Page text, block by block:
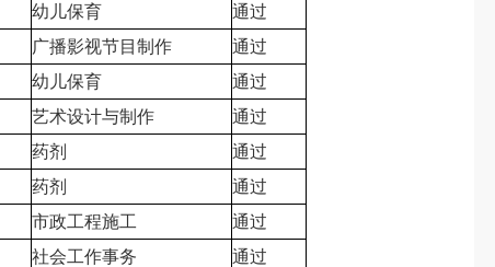
幼儿保育
通过
广播影视节目制作
通过
幼儿保育
通过
艺术设计与制作
通过
药剂
通过
药剂
通过
市政工程施工
通过
社会工作事务
通过